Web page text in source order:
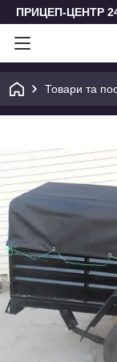
ПРИЦЕП-ЦЕНТР
Товари та